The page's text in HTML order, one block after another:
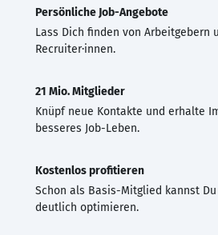
Persönliche Job-Angebote
Lass Dich finden von Arbeitgebern
Recruiter·innen.
21 Mio. Mitglieder
Knüpf neue Kontakte und erhalte
besseres Job-Leben.
Kostenlos profitieren
Schon als Basis-Mitglied kannst Du
deutlich optimieren.